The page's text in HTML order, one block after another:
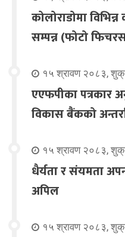
कोलोराडोमा
सम्पन्न (फोटो
१५ श्रावण २०८३,
एएफपीका पत्रकार
विकास बैंकको
१५ श्रावण २०८३,
धैर्यता र संयमता
अपिल
१५ श्रावण २०८३,